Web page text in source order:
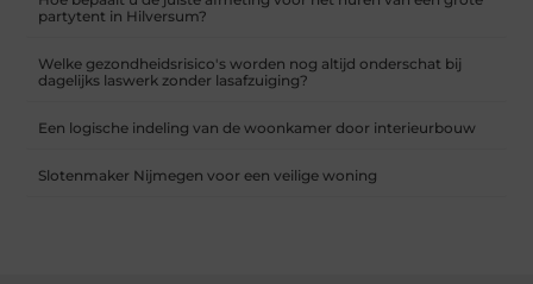
partytent in Hilversum?
Welke gezondheidsrisico's worden nog altijd onderschat bij
dagelijks laswerk zonder lasafzuiging?
Een logische indeling van de woonkamer door interieurbouw
Slotenmaker Nijmegen voor een veilige woning